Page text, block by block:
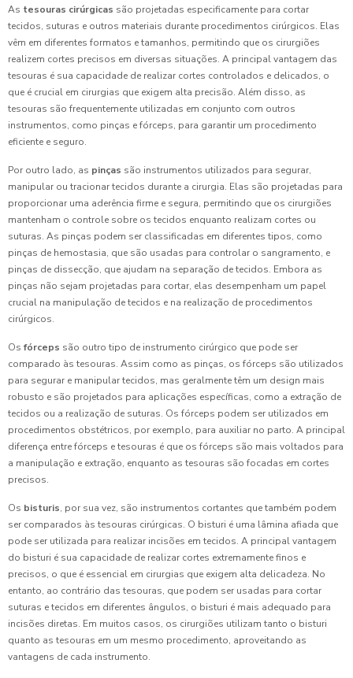
As tesouras cirúrgicas são projetadas especificamente para cortar
tecidos, suturas e outros materiais durante procedimentos cirúrgicos. Elas
vêm em diferentes formatos e tamanhos, permitindo que os cirurgiões
realizem cortes precisos em diversas situações. A principal vantagem das
tesouras é sua capacidade de realizar cortes controlados e delicados, o
que é crucial em cirurgias que exigem alta precisão. Além disso, as
tesouras são frequentemente utilizadas em conjunto com outros
instrumentos, como pinças e fórceps, para garantir um procedimento
eficiente e seguro.
Por outro lado, as pinças são instrumentos utilizados para segurar,
manipular ou tracionar tecidos durante a cirurgia. Elas são projetadas para
proporcionar uma aderência firme e segura, permitindo que os cirurgiões
mantenham o controle sobre os tecidos enquanto realizam cortes ou
suturas. As pinças podem ser classificadas em diferentes tipos, como
pinças de hemostasia, que são usadas para controlar o sangramento, e
pinças de dissecção, que ajudam na separação de tecidos. Embora as
pinças não sejam projetadas para cortar, elas desempenham um papel
crucial na manipulação de tecidos e na realização de procedimentos
cirúrgicos.
Os fórceps são outro tipo de instrumento cirúrgico que pode ser
comparado às tesouras. Assim como as pinças, os fórceps são utilizados
para segurar e manipular tecidos, mas geralmente têm um design mais
robusto e são projetados para aplicações específicas, como a extração de
tecidos ou a realização de suturas. Os fórceps podem ser utilizados em
procedimentos obstétricos, por exemplo, para auxiliar no parto. A principal
diferença entre fórceps e tesouras é que os fórceps são mais voltados para
a manipulação e extração, enquanto as tesouras são focadas em cortes
precisos.
Os bisturis, por sua vez, são instrumentos cortantes que também podem
ser comparados às tesouras cirúrgicas. O bisturi é uma lâmina afiada que
pode ser utilizada para realizar incisões em tecidos. A principal vantagem
do bisturi é sua capacidade de realizar cortes extremamente finos e
precisos, o que é essencial em cirurgias que exigem alta delicadeza. No
entanto, ao contrário das tesouras, que podem ser usadas para cortar
suturas e tecidos em diferentes ângulos, o bisturi é mais adequado para
incisões diretas. Em muitos casos, os cirurgiões utilizam tanto o bisturi
quanto as tesouras em um mesmo procedimento, aproveitando as
vantagens de cada instrumento.